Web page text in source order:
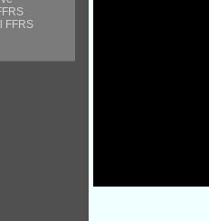
FFRS